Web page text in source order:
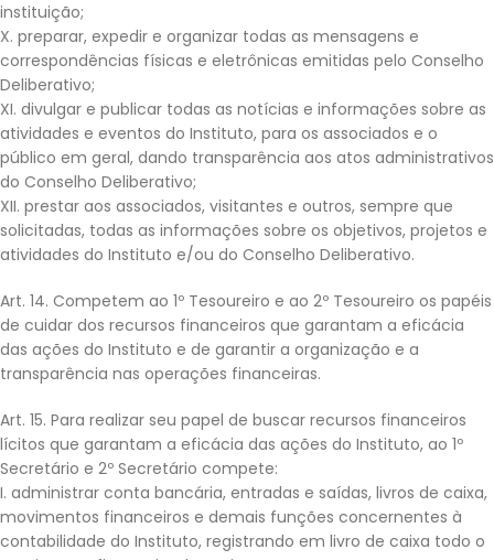
instituição;
X. preparar, expedir e organizar todas as mensagens e
correspondências físicas e eletrônicas emitidas pelo Conselho
Deliberativo;
XI. divulgar e publicar todas as notícias e informações sobre as
atividades e eventos do Instituto, para os associados e o
público em geral, dando transparência aos atos administrativos
do Conselho Deliberativo;
XII. prestar aos associados, visitantes e outros, sempre que
solicitadas, todas as informações sobre os objetivos, projetos e
atividades do Instituto e/ou do Conselho Deliberativo.
Art. 14. Competem ao 1º Tesoureiro e ao 2º Tesoureiro os papéis
de cuidar dos recursos financeiros que garantam a eficácia
das ações do Instituto e de garantir a organização e a
transparência nas operações financeiras.
Art. 15. Para realizar seu papel de buscar recursos financeiros
lícitos que garantam a eficácia das ações do Instituto, ao 1º
Secretário e 2º Secretário compete:
I. administrar conta bancária, entradas e saídas, livros de caixa,
movimentos financeiros e demais funções concernentes à
contabilidade do Instituto, registrando em livro de caixa todo o